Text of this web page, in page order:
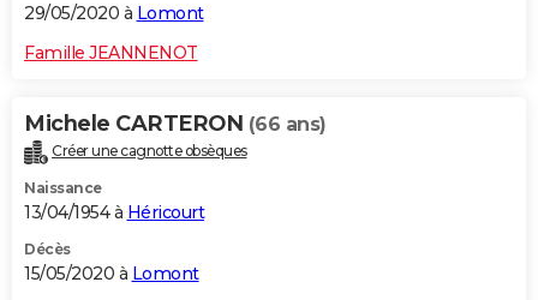
29/05/2020 à Lomont
Famille JEANNENOT
Michele CARTERON (66 ans)
Créer une cagnotte obsèques
Naissance
13/04/1954 à Héricourt
Décès
15/05/2020 à Lomont